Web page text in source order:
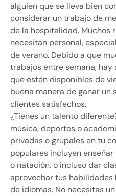
alguien que se lleva bien
considerar un trabajo de
de la hospitalidad. Muchos
necesitan personal,
de verano. Debido a que
trabajos entre semana,
que estén disponibles de
buena manera de ganar
clientes satisfechos.
¿Tienes un talento
música, deportes o
privadas o grupales en tu
populares incluyen
o natación, o incluso dar
aprovechar tus
de idiomas. No necesitas